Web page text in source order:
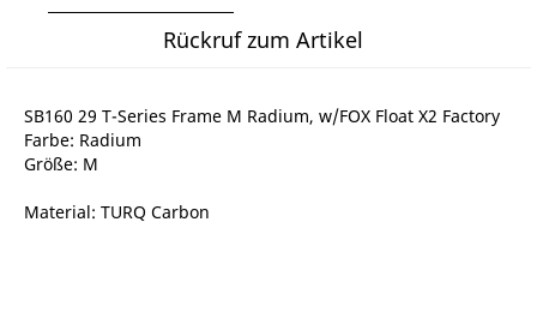
Rückruf zum Artikel
SB160 29 T-Series Frame M Radium, w/FOX Float X2 Factory
Farbe: Radium
Größe: M
Material: TURQ Carbon